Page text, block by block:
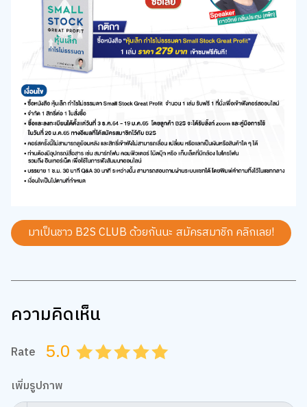
มาเป็นชาว B2S CLUB ด้วยกันนะ สมัครสมาชิก คลิกเลย!
ความคิดเห็น
Rate 5.0 4.5
4.0
3.5
3.0
2.5
2.0
1.5
1.0
0.5
เพิ่มรูปภาพ